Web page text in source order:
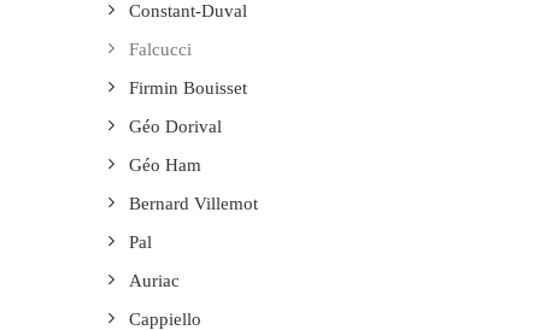
Constant-Duval
Falcucci
Firmin Bouisset
Géo Dorival
Géo Ham
Bernard Villemot
Pal
Auriac
Cappiello